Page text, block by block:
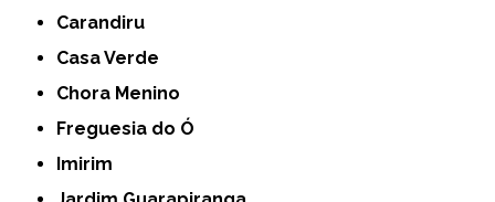
Carandiru
Casa Verde
Chora Menino
Freguesia do Ó
Imirim